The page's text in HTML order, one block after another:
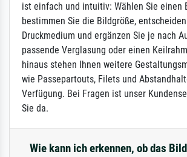
ist einfach und intuitiv: Wählen Sie einen
bestimmen Sie die Bildgröße,
Druckmedium und ergänzen Sie je nach
passende Verglasung oder einen
hinaus stehen Ihnen weitere
wie Passepartouts, Filets und
Verfügung. Bei Fragen ist unser
Sie da.
Wie kann ich erkennen, ob das